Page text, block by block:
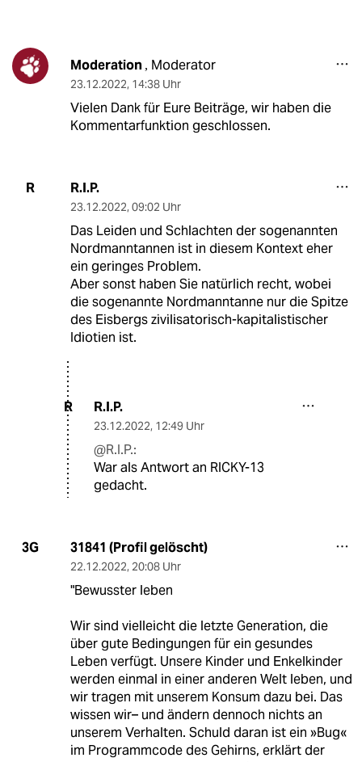
Moderation , Moderator
23.12.2022, 14:38 Uhr
Vielen Dank für Eure Beiträge, wir haben die
Kommentarfunktion geschlossen.
R R.I.P.
23.12.2022, 09:02 Uhr
Das Leiden und Schlachten der sogenannten
Nordmanntannen ist in diesem Kontext eher
ein geringes Problem.
Aber sonst haben Sie natürlich recht, wobei
die sogenannte Nordmanntanne nur die Spitze
des Eisbergs zivilisatorisch-kapitalistischer
Idiotien ist.
R R.I.P.
23.12.2022, 12:49 Uhr
@R.I.P.:
War als Antwort an RICKY-13
gedacht.
3G 31841 (Profil gelöscht)
22.12.2022, 20:08 Uhr
"Bewusster leben
Wir sind vielleicht die letzte Generation, die
über gute Bedingungen für ein gesundes
Leben verfügt. Unsere Kinder und Enkelkinder
werden einmal in einer anderen Welt leben, und
wir tragen mit unserem Konsum dazu bei. Das
wissen wir– und ändern dennoch nichts an
unserem Verhalten. Schuld daran ist ein »Bug«
im Programmcode des Gehirns, erklärt der